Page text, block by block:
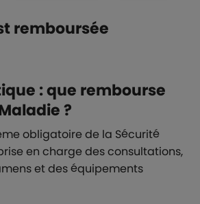
remboursée
: que rembourse
?
obligatoire de la Sécurité
en charge des consultations,
et des équipements